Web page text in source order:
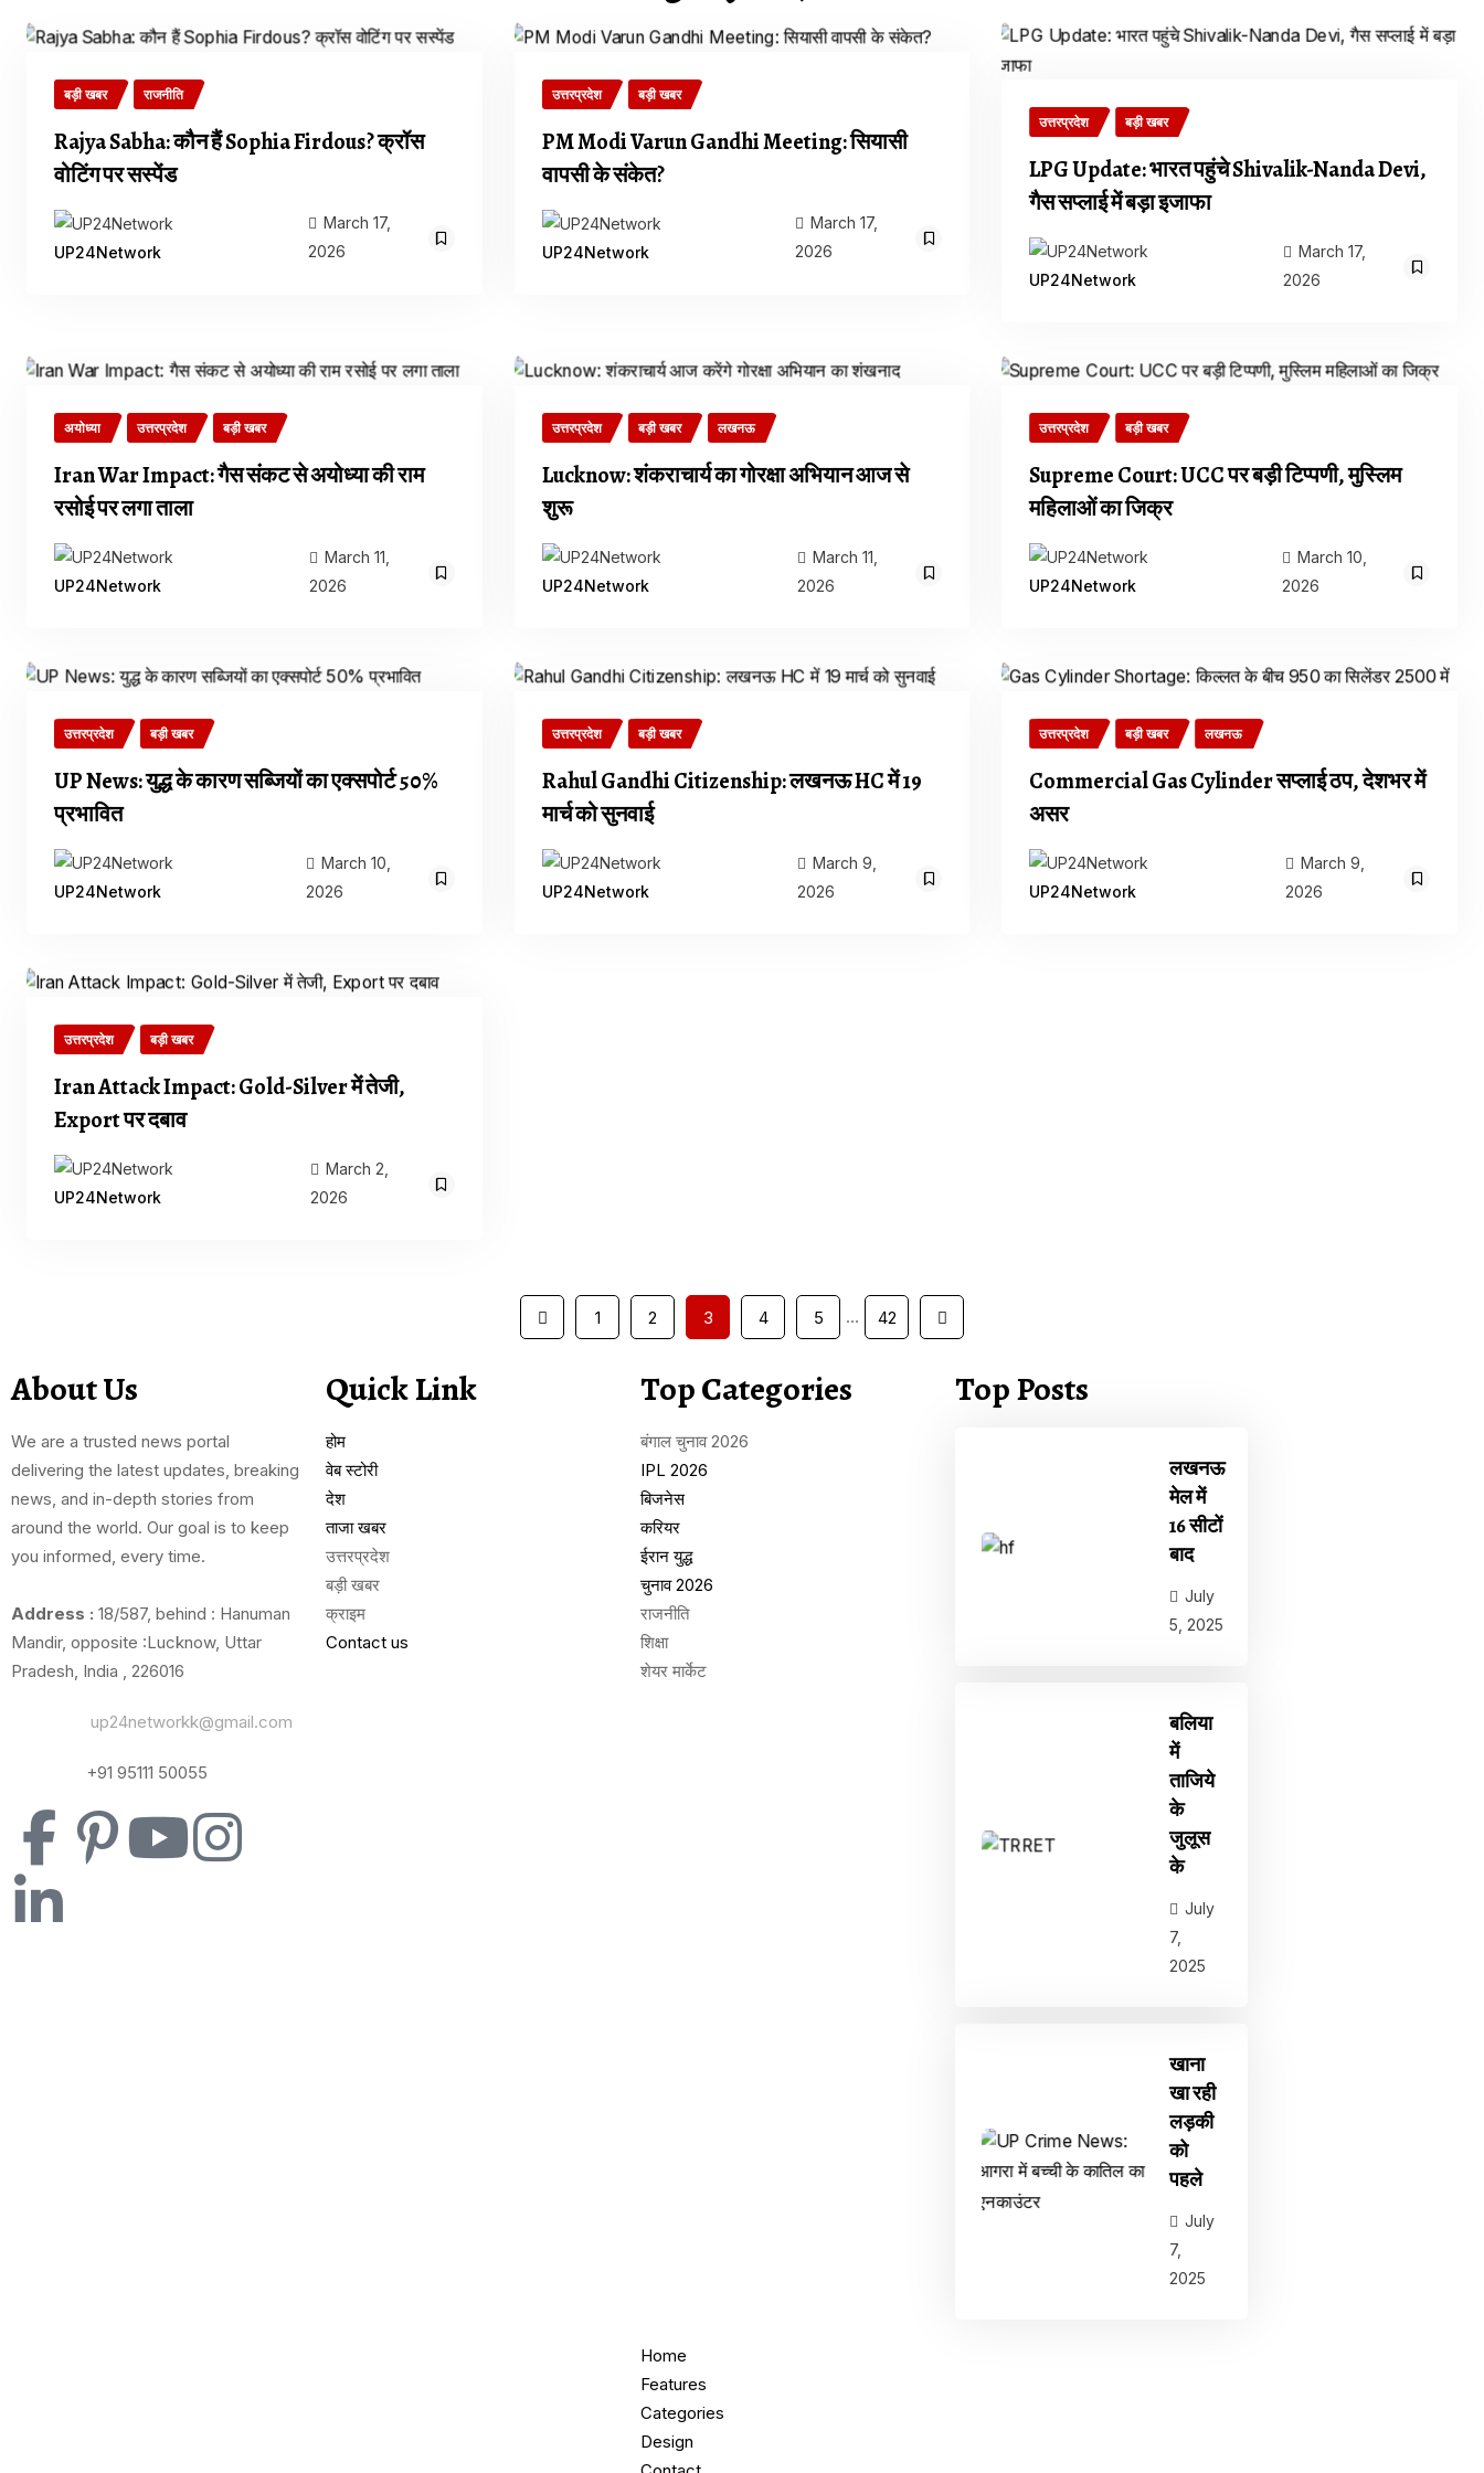
बड़ी खबर राजनीति
Rajya Sabha: कौन हैं Sophia Firdous? क्रॉस
वोटिंग पर सस्पेंड
UP24Network
March 17,
2026
उत्तरप्रदेश बड़ी खबर
PM Modi Varun Gandhi Meeting: सियासी
वापसी के संकेत?
UP24Network
March 17,
2026
उत्तरप्रदेश बड़ी खबर
LPG Update: भारत पहुंचे Shivalik-Nanda Devi,
गैस सप्लाई में बड़ा इजाफा
UP24Network
March 17,
2026
अयोध्या उत्तरप्रदेश बड़ी खबर
Iran War Impact: गैस संकट से अयोध्या की राम
रसोई पर लगा ताला
UP24Network
March 11,
2026
उत्तरप्रदेश बड़ी खबर लखनऊ
Lucknow: शंकराचार्य का गोरक्षा अभियान आज से
शुरू
UP24Network
March 11,
2026
उत्तरप्रदेश बड़ी खबर
Supreme Court: UCC पर बड़ी टिप्पणी, मुस्लिम
महिलाओं का जिक्र
UP24Network
March 10,
2026
उत्तरप्रदेश बड़ी खबर
UP News: युद्ध के कारण सब्जियों का एक्सपोर्ट 50%
प्रभावित
UP24Network
March 10,
2026
उत्तरप्रदेश बड़ी खबर
Rahul Gandhi Citizenship: लखनऊ HC में 19
मार्च को सुनवाई
UP24Network
March 9,
2026
उत्तरप्रदेश बड़ी खबर लखनऊ
Commercial Gas Cylinder सप्लाई ठप, देशभर में
असर
UP24Network
March 9,
2026
उत्तरप्रदेश बड़ी खबर
Iran Attack Impact: Gold-Silver में तेजी,
Export पर दबाव
UP24Network
March 2,
2026
1 2 3 4 5 … 42
About Us
We are a trusted news portal
delivering the latest updates, breaking
news, and in-depth stories from
around the world. Our goal is to keep
you informed, every time.
Address : 18/587, behind : Hanuman
Mandir, opposite :Lucknow, Uttar
Pradesh, India , 226016
up24networkk@gmail.com
+91 95111 50055
Quick Link
होम
वेब स्टोरी
देश
ताजा खबर
उत्तरप्रदेश
बड़ी खबर
क्राइम
Contact us
Top Categories
बंगाल चुनाव 2026
IPL 2026
बिजनेस
करियर
ईरान युद्ध
चुनाव 2026
राजनीति
शिक्षा
शेयर मार्केट
Top Posts
लखनऊ
मेल में
16 सीटों
बाद
July
5, 2025
बलिया
में
ताजिये
के
जुलूस
के
July
7,
2025
खाना
खा रही
लड़की
को
पहले
July
7,
2025
Home
Features
Categories
Design